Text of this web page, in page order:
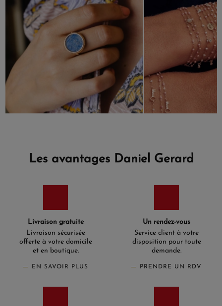
Les avantages Daniel Gerard
Livraison gratuite
Livraison sécurisée
offerte à votre domicile
et en boutique.
EN SAVOIR PLUS
Un rendez-vous
Service client à votre
disposition pour toute
demande.
PRENDRE UN RDV